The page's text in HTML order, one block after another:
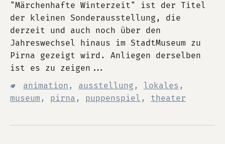
"Märchenhafte Winterzeit" ist der Titel
der kleinen Sonderausstellung, die
derzeit und auch noch über den
Jahreswechsel hinaus im StadtMuseum zu
Pirna gezeigt wird. Anliegen derselben
ist es zu zeigen...
animation , ausstellung , lokales ,
museum , pirna , puppenspiel , theater